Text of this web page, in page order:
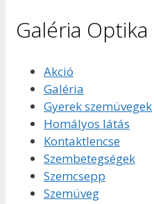
Galéria
Akció
Galéria
Gyerek szemüvegek
Homályos látás
Kontaktlencse
Szembetegségek
Szemcsepp
Szemüveg